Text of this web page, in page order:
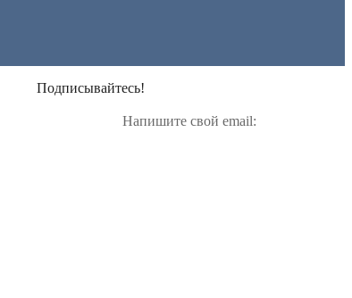
Подписывайтесь!
Напишите свой email: